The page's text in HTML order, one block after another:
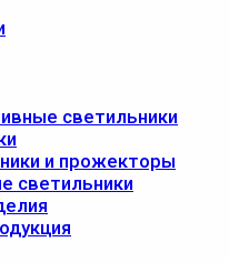
светильники
и прожекторы
светильники